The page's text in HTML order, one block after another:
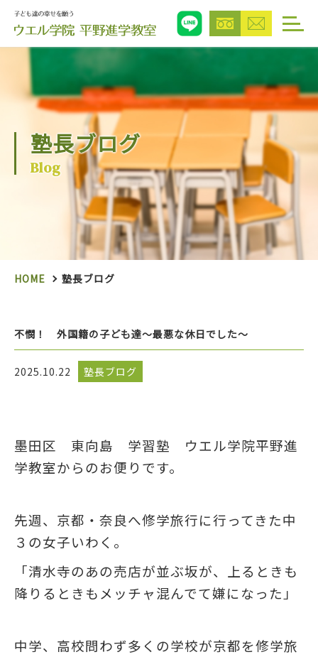
塾長ブログ
Blog
HOME 塾長ブログ
不憫！ 外国籍の子ども達～最悪な休日でした～
2025.10.22 塾長ブログ
墨田区 東向島 学習塾 ウエル学院平野進
学教室からのお便りです。
先週、京都・奈良へ修学旅行に行ってきた中
３の女子いわく。
「清水寺のあの売店が並ぶ坂が、上るときも
降りるときもメッチャ混んでて嫌になった」
中学、高校問わず多くの学校が京都を修学旅